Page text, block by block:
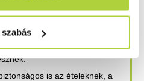
jó ötlet a rajta lévő
is az ételeknek, a